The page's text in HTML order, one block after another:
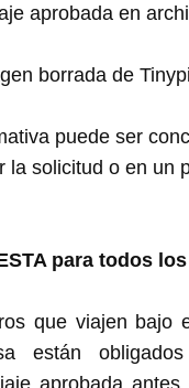
aprobada en
borrada de
puede ser
la solicitud o en un
para todos
que viajen bajo
están
aprobada